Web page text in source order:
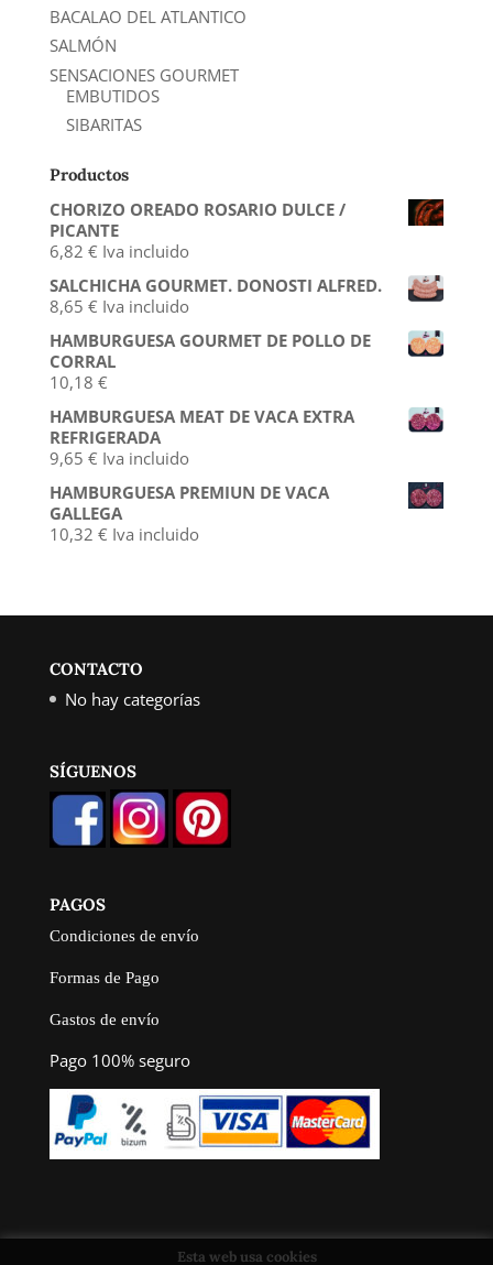
BACALAO DEL ATLANTICO
SALMÓN
SENSACIONES GOURMET
EMBUTIDOS
SIBARITAS
Productos
CHORIZO OREADO ROSARIO DULCE /
PICANTE
6,82 € Iva incluido
SALCHICHA GOURMET. DONOSTI ALFRED.
8,65 € Iva incluido
HAMBURGUESA GOURMET DE POLLO DE
CORRAL
10,18 €
HAMBURGUESA MEAT DE VACA EXTRA
REFRIGERADA
9,65 € Iva incluido
HAMBURGUESA PREMIUN DE VACA
GALLEGA
10,32 € Iva incluido
CONTACTO
No hay categorías
SÍGUENOS
PAGOS
Condiciones de envío
Formas de Pago
Gastos de envío
Pago 100% seguro
Esta web usa cookies